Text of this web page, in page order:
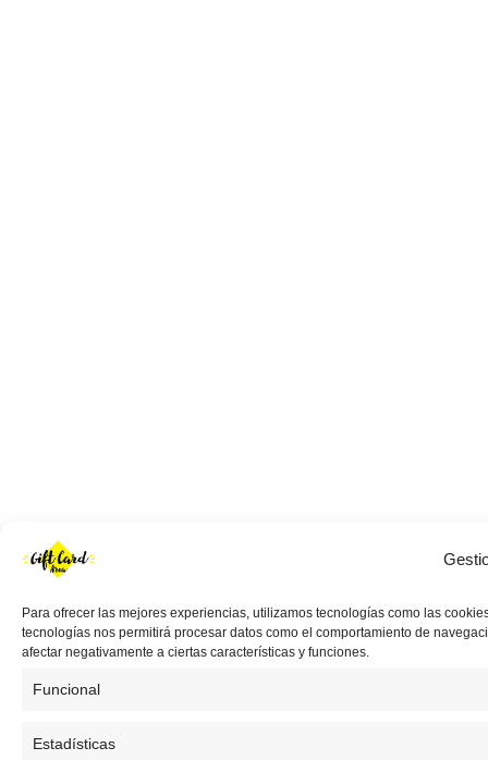
Para ofrecer las mejores experiencias, utilizamos tecnologías como las
tecnologías nos permitirá procesar datos como el comportamiento de
afectar negativamente a ciertas características y funciones.
Funcional
Estadísticas